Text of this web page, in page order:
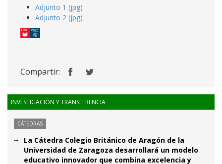
Adjunto 1 (jpg)
Adjunto 2 (jpg)
Compartir:
INVESTIGACIÓN Y TRANSFERENCIA
CÁTEDRAS
La Cátedra Colegio Británico de Aragón de la
Universidad de Zaragoza desarrollará un modelo
educativo innovador que combina excelencia y